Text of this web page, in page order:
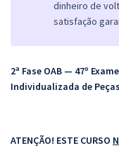
dinheiro de
satisfação
2ª Fase OAB — 47º
Individualizada de
ATENÇÃO! ESTE CURSO